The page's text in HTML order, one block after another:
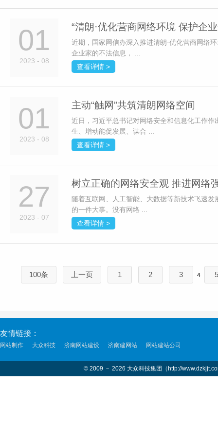
01
2023 - 08
“清朗·优化营商网络环境 保护企
近期，国家网信办深入推进清朗·优化营商网络
企业家的不法信息， ...
查看详情 >
01
2023 - 08
主动“触网”共筑清朗网络空间
近日，习近平总书记对网络安全和信息化工作
生、增动能促发展、谋合 ...
查看详情 >
27
2023 - 07
树立正确的网络安全观 推进网络
随着互联网、人工智能、大数据等新技术飞速
的一件大事。没有网络 ...
查看详情 >
100条 上一页 1 2 3 4 5
友情链接：
网站制作 大众科技 济南网站建设 济南建网站 网站建站公司
© 2009 － 2026 大众科技集团（http://